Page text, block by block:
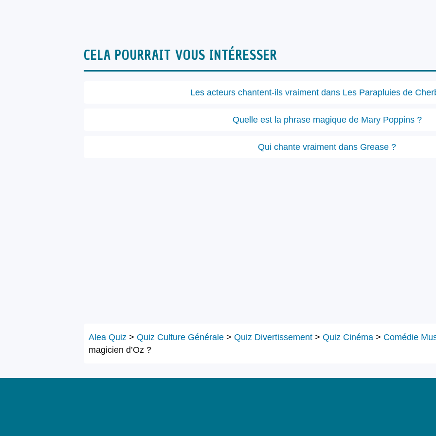
CELA POURRAIT VOUS INTÉRESSER
Les acteurs chantent-ils vraiment dans Les Parapluies de
Quelle est la phrase magique de Mary Poppins ?
Qui chante vraiment dans Grease ?
Alea Quiz > Quiz Culture Générale > Quiz Divertissement > Quiz Cinéma > Comédie
magicien d’Oz ?